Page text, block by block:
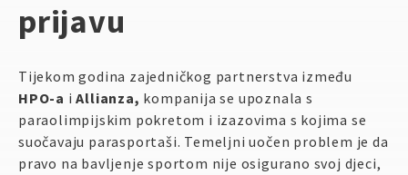
Veličina slova: AAA
Podrži
prijavu
Tijekom godina zajedničkog partnerstva između
HPO-a iAllianza, kompanija se upoznala s
paraolimpijskim pokretom i izazovima s kojima se
suočavaju parasportaši. Temeljni uočen problem je da
pravo na bavljenje sportom nije osigurano svoj djeci,